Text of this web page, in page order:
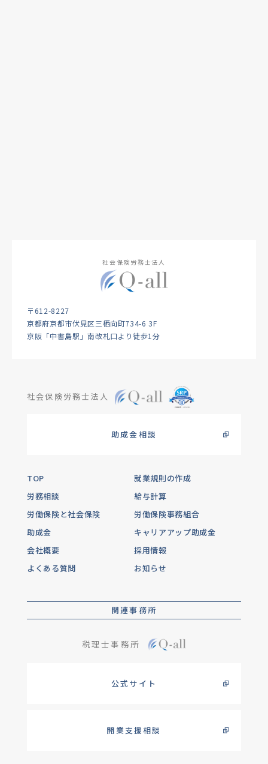
社会保険労務士法人
〒612-8227
京都府京都市伏見区三栖向町734-6 3F
京阪「中書島駅」南改札口より徒歩1分
社会保険労務士法人
助成金相談
TOP
就業規則の作成
労務相談
給与計算
労働保険と社会保険
労働保険事務組合
助成金
キャリアアップ助成金
会社概要
採用情報
よくある質問
お知らせ
関連事務所
税理士事務所
公式サイト
開業支援相談